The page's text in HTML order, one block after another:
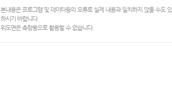
본내용은 프로그램 및 데이타등의 오류로 실제 내용과 일치하지 않을 수도
하시기 바랍니다.
위도면은 측량용으로 활용할 수 없습니다.